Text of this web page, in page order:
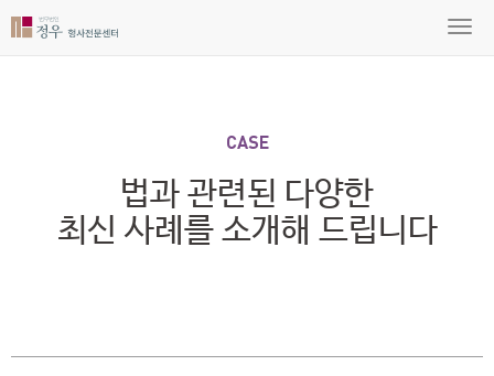
CASE
법과 관련된 다양한
최신 사례를 소개해 드립니다